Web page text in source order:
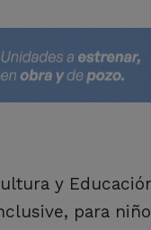
y
para